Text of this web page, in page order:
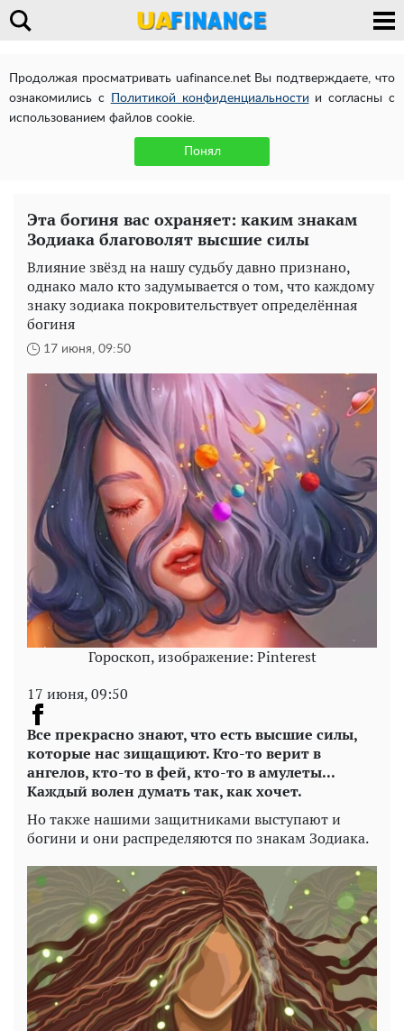
Продолжая просматривать uafinance.net Вы подтверждаете, что
ознакомились с
Политикой конфиденциальности и согласны с
использованием файлов cookie.
Понял
Эта богиня вас охраняет: каким знакам
Зодиака благоволят высшие силы
Влияние звёзд на нашу судьбу давно признано,
однако мало кто задумывается о том, что каждому
знаку зодиака покровительствует определённая
богиня
17 июня, 09:50
Гороскоп, изображение: Pinterest
17 июня, 09:50
Все прекрасно знают, что есть высшие силы,
которые нас зищащиют. Кто-то верит в
ангелов, кто-то в фей, кто-то в амулеты...
Каждый волен думать так, как хочет.
Но также нашими защитниками выступают и
богини и они распределяются по знакам Зодиака.